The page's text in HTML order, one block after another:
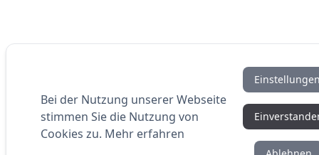
Bei der Nutzung unserer Webseite
stimmen Sie die Nutzung von
Cookies zu. Mehr erfahren